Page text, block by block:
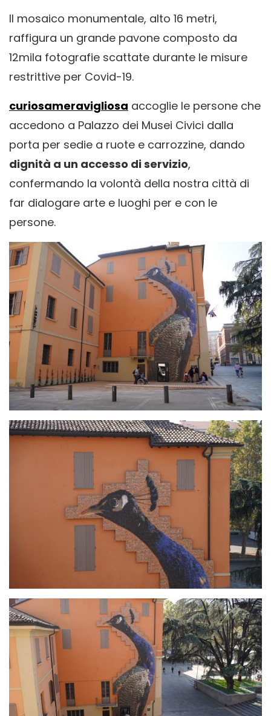
Il mosaico monumentale, alto 16 metri,
raffigura un grande pavone composto da
12mila fotografie scattate durante le misure
restrittive per Covid-19.
curiosameravigliosa accoglie le persone che
accedono a Palazzo dei Musei Civici dalla
porta per sedie a ruote e carrozzine, dando
dignità a un accesso di servizio,
confermando la volontà della nostra città di
far dialogare arte e luoghi per e con le
persone.